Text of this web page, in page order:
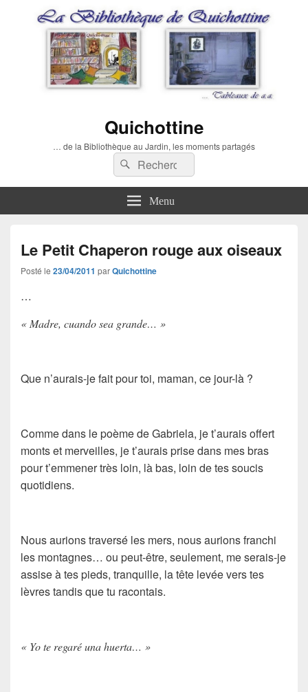
Quichottine
… de la Bibliothèque au Jardin, les moments partagés
Recherche :
Rechercher
Menu
Le Petit Chaperon rouge aux oiseaux
Posté le 23/04/2011 parQuichottine
…
« Madre, cuando sea grande… »
Que n’aurais-je fait pour toi, maman, ce jour-là ?
Comme dans le poème de Gabriela, je t’aurais offert
monts et merveilles, je t’aurais prise dans mes bras
pour t’emmener très loin, là bas, loin de tes soucis
quotidiens.
Nous aurions traversé les mers, nous aurions franchi
les montagnes… ou peut-être, seulement, me serais-je
assise à tes pieds, tranquille, la tête levée vers tes
lèvres tandis que tu racontais.
« Yo te regaré una huerta… »